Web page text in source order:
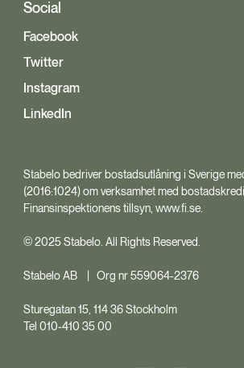
Social
Facebook
Twitter
Instagram
LinkedIn
Stabelo bedriver bostadsutlåning i Sverige
(2016:1024) om verksamhet med
Finansinspektionens tillsyn, www.fi.se.
© 2025 Stabelo. All Rights Reserved.
Stabelo AB | Org nr 559064-2376
Sturegatan 15, 114 36 Stockholm
Tel 010-410 35 00